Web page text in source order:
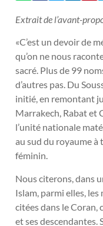
Extrait de l’avant-
«C’est un devoir de
qu’on ne nous
sacré. Plus de 99
d’autres pas. Du
initié, en remontant
Marrakech, Rabat et
l’unité nationale
au sud du royaume à
féminin.
Nous citerons, dans
Islam, parmi elles,
citées dans le
et ses descendantes.